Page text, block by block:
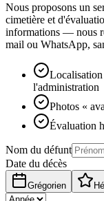
Nous proposons un
cimetière et
informations — nous
mail ou WhatsApp,
Localisation
l'administration
Photos «
Évaluation
Nom du défunt
Date du décès
Grégorien